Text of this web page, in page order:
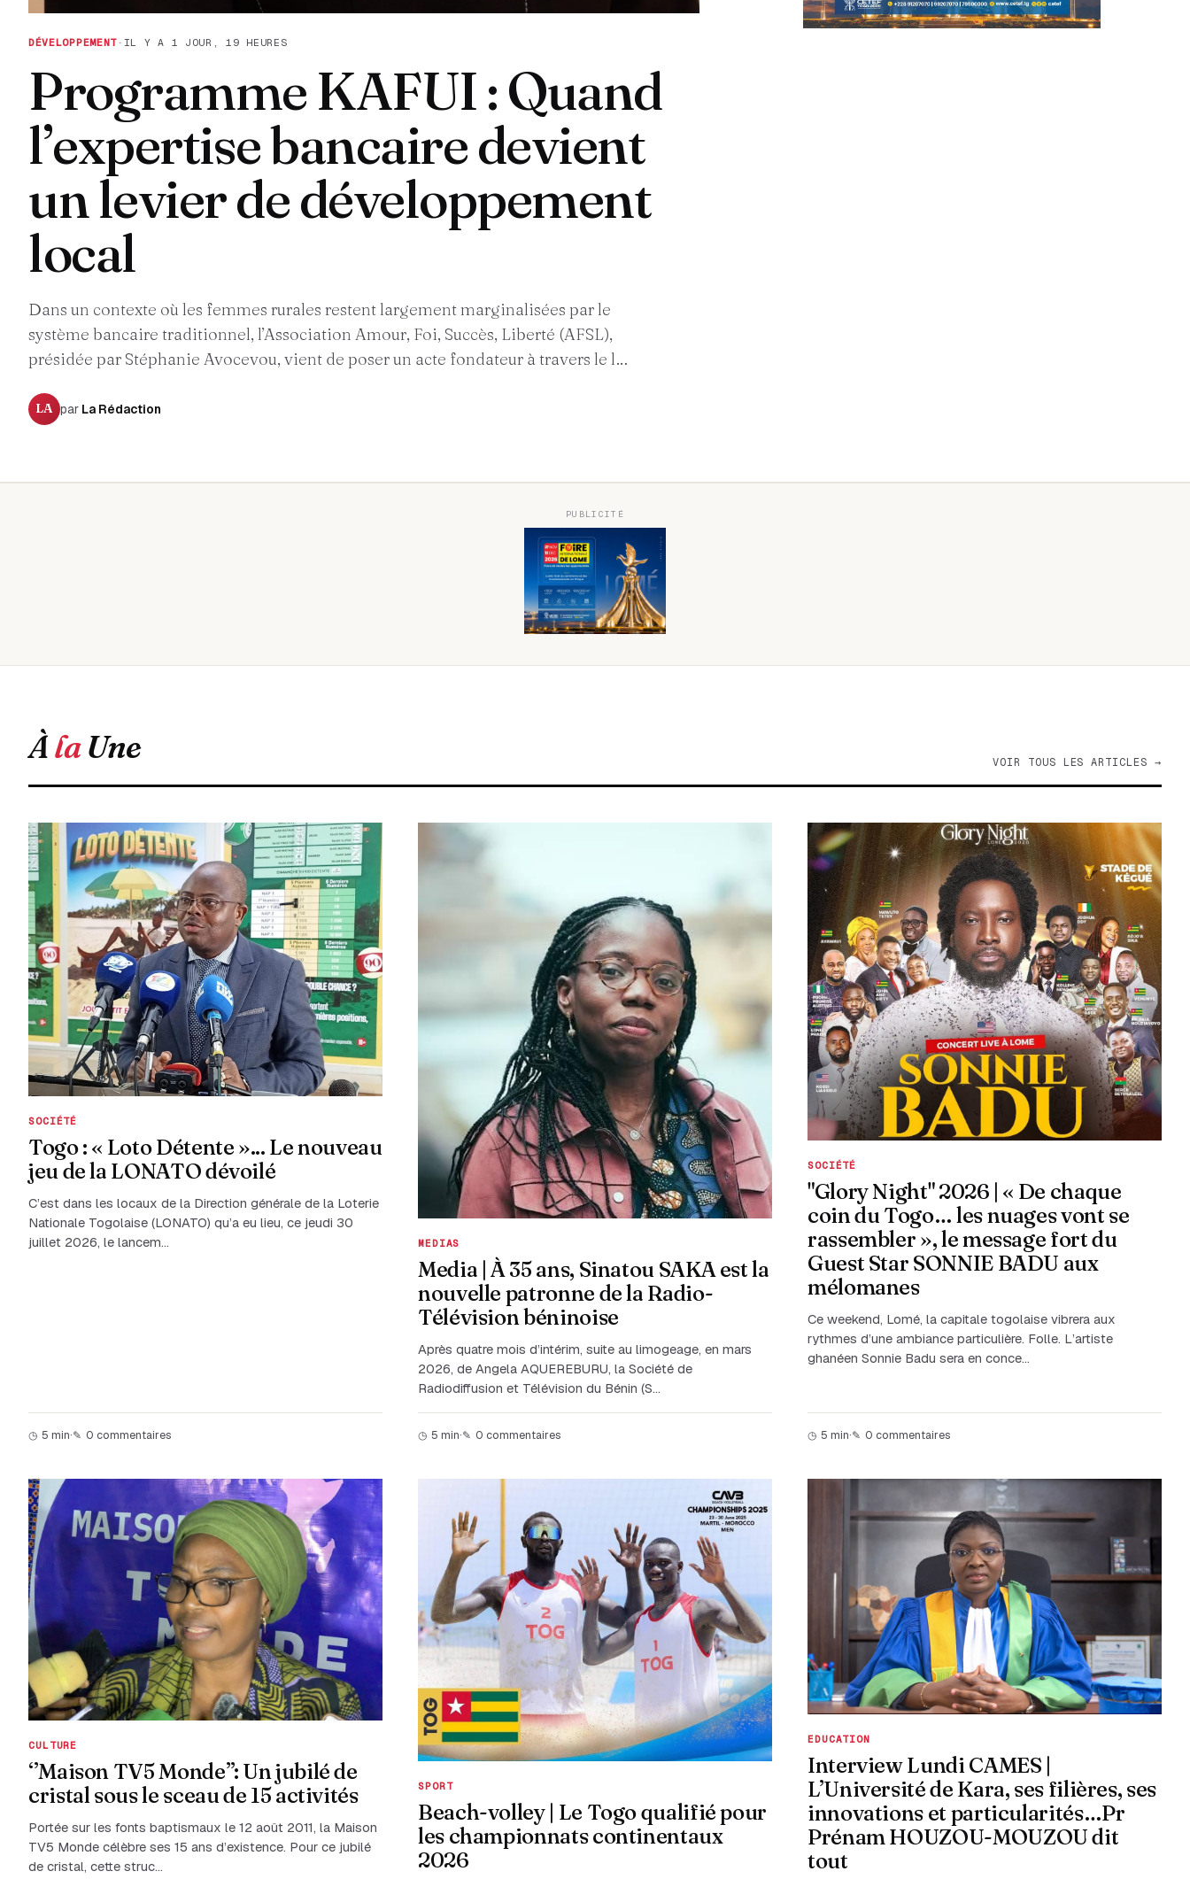
DÉVELOPPEMENT · IL Y A 1 JOUR, 19 HEURES
Programme KAFUI : Quand
l’expertise bancaire devient
un levier de développement
local
Dans un contexte où les femmes rurales restent largement marginalisées par le
système bancaire traditionnel, l’Association Amour, Foi, Succès, Liberté (AFSL),
présidée par Stéphanie Avocevou, vient de poser un acte fondateur à travers le l…
LA par La Rédaction
PUBLICITÉ
ÀlaUne VOIR TOUS LES ARTICLES →
SOCIÉTÉ
Togo : « Loto Détente »... Le nouveau
jeu de la LONATO dévoilé
C’est dans les locaux de la Direction générale de la Loterie
Nationale Togolaise (LONATO) qu’a eu lieu, ce jeudi 30
juillet 2026, le lancem…
5 min· 0 commentaires
MEDIAS
Media | À 35 ans, Sinatou SAKA est la
nouvelle patronne de la Radio-
Télévision béninoise
Après quatre mois d’intérim, suite au limogeage, en mars
2026, de Angela AQUEREBURU, la Société de
Radiodiffusion et Télévision du Bénin (S…
5 min· 0 commentaires
SOCIÉTÉ
"Glory Night" 2026 | « De chaque
coin du Togo… les nuages vont se
rassembler », le message fort du
Guest Star SONNIE BADU aux
mélomanes
Ce weekend, Lomé, la capitale togolaise vibrera aux
rythmes d’une ambiance particulière. Folle. L’artiste
ghanéen Sonnie Badu sera en conce…
5 min· 0 commentaires
CULTURE
‘’Maison TV5 Monde’’: Un jubilé de
cristal sous le sceau de 15 activités
Portée sur les fonts baptismaux le 12 août 2011, la Maison
TV5 Monde célèbre ses 15 ans d’existence. Pour ce jubilé
de cristal, cette struc…
SPORT
Beach-volley | Le Togo qualifié pour
les championnats continentaux
2026
EDUCATION
Interview Lundi CAMES |
L’Université de Kara, ses filières, ses
innovations et particularités…Pr
Prénam HOUZOU-MOUZOU dit
tout